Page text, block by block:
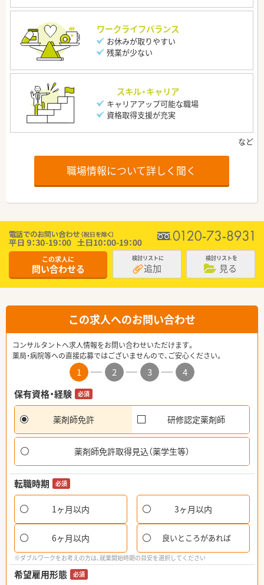
ワークライフバランス
お休みが取りやすい
残業が少ない
スキル・キャリア
キャリアアップ可能な職場
資格取得支援が充実
職場情報について詳しく聞く
この求人に
問い合わせる
検討リストに
追加
検討リストを
見る
この求人へのお問い合わせ
コンサルタントへ求人情報をお問い合わせいただけます。
薬局・病院等への直接応募ではございませんので、ご安心ください。
1 2 3
4
保有資格・経験
必須
薬剤師免許 研修認定薬剤師
薬剤師免許取得見込（薬学生等）
転職時期 必須
1ヶ月以内 3ヶ月以内
6ヶ月以内 良いところがあれば
※ダブルワークをお考えの方は、就業開始時期の目安を選択してください
希望雇用形態 必須